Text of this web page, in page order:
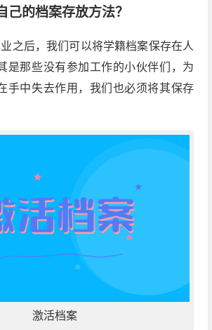
己的档案存放方法？
之后，我们可以将学籍档案保存在人
是那些没有参加工作的小伙伴们，为
手中失去作用，我们也必须将其保存
激活档案